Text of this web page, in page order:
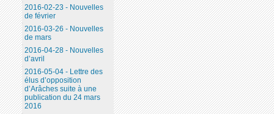
2016-02-23 - Nouvelles
de février
2016-03-26 - Nouvelles
de mars
2016-04-28 - Nouvelles
d’avril
2016-05-04 - Lettre des
élus d’opposition
d’Arâches suite à une
publication du 24 mars
2016